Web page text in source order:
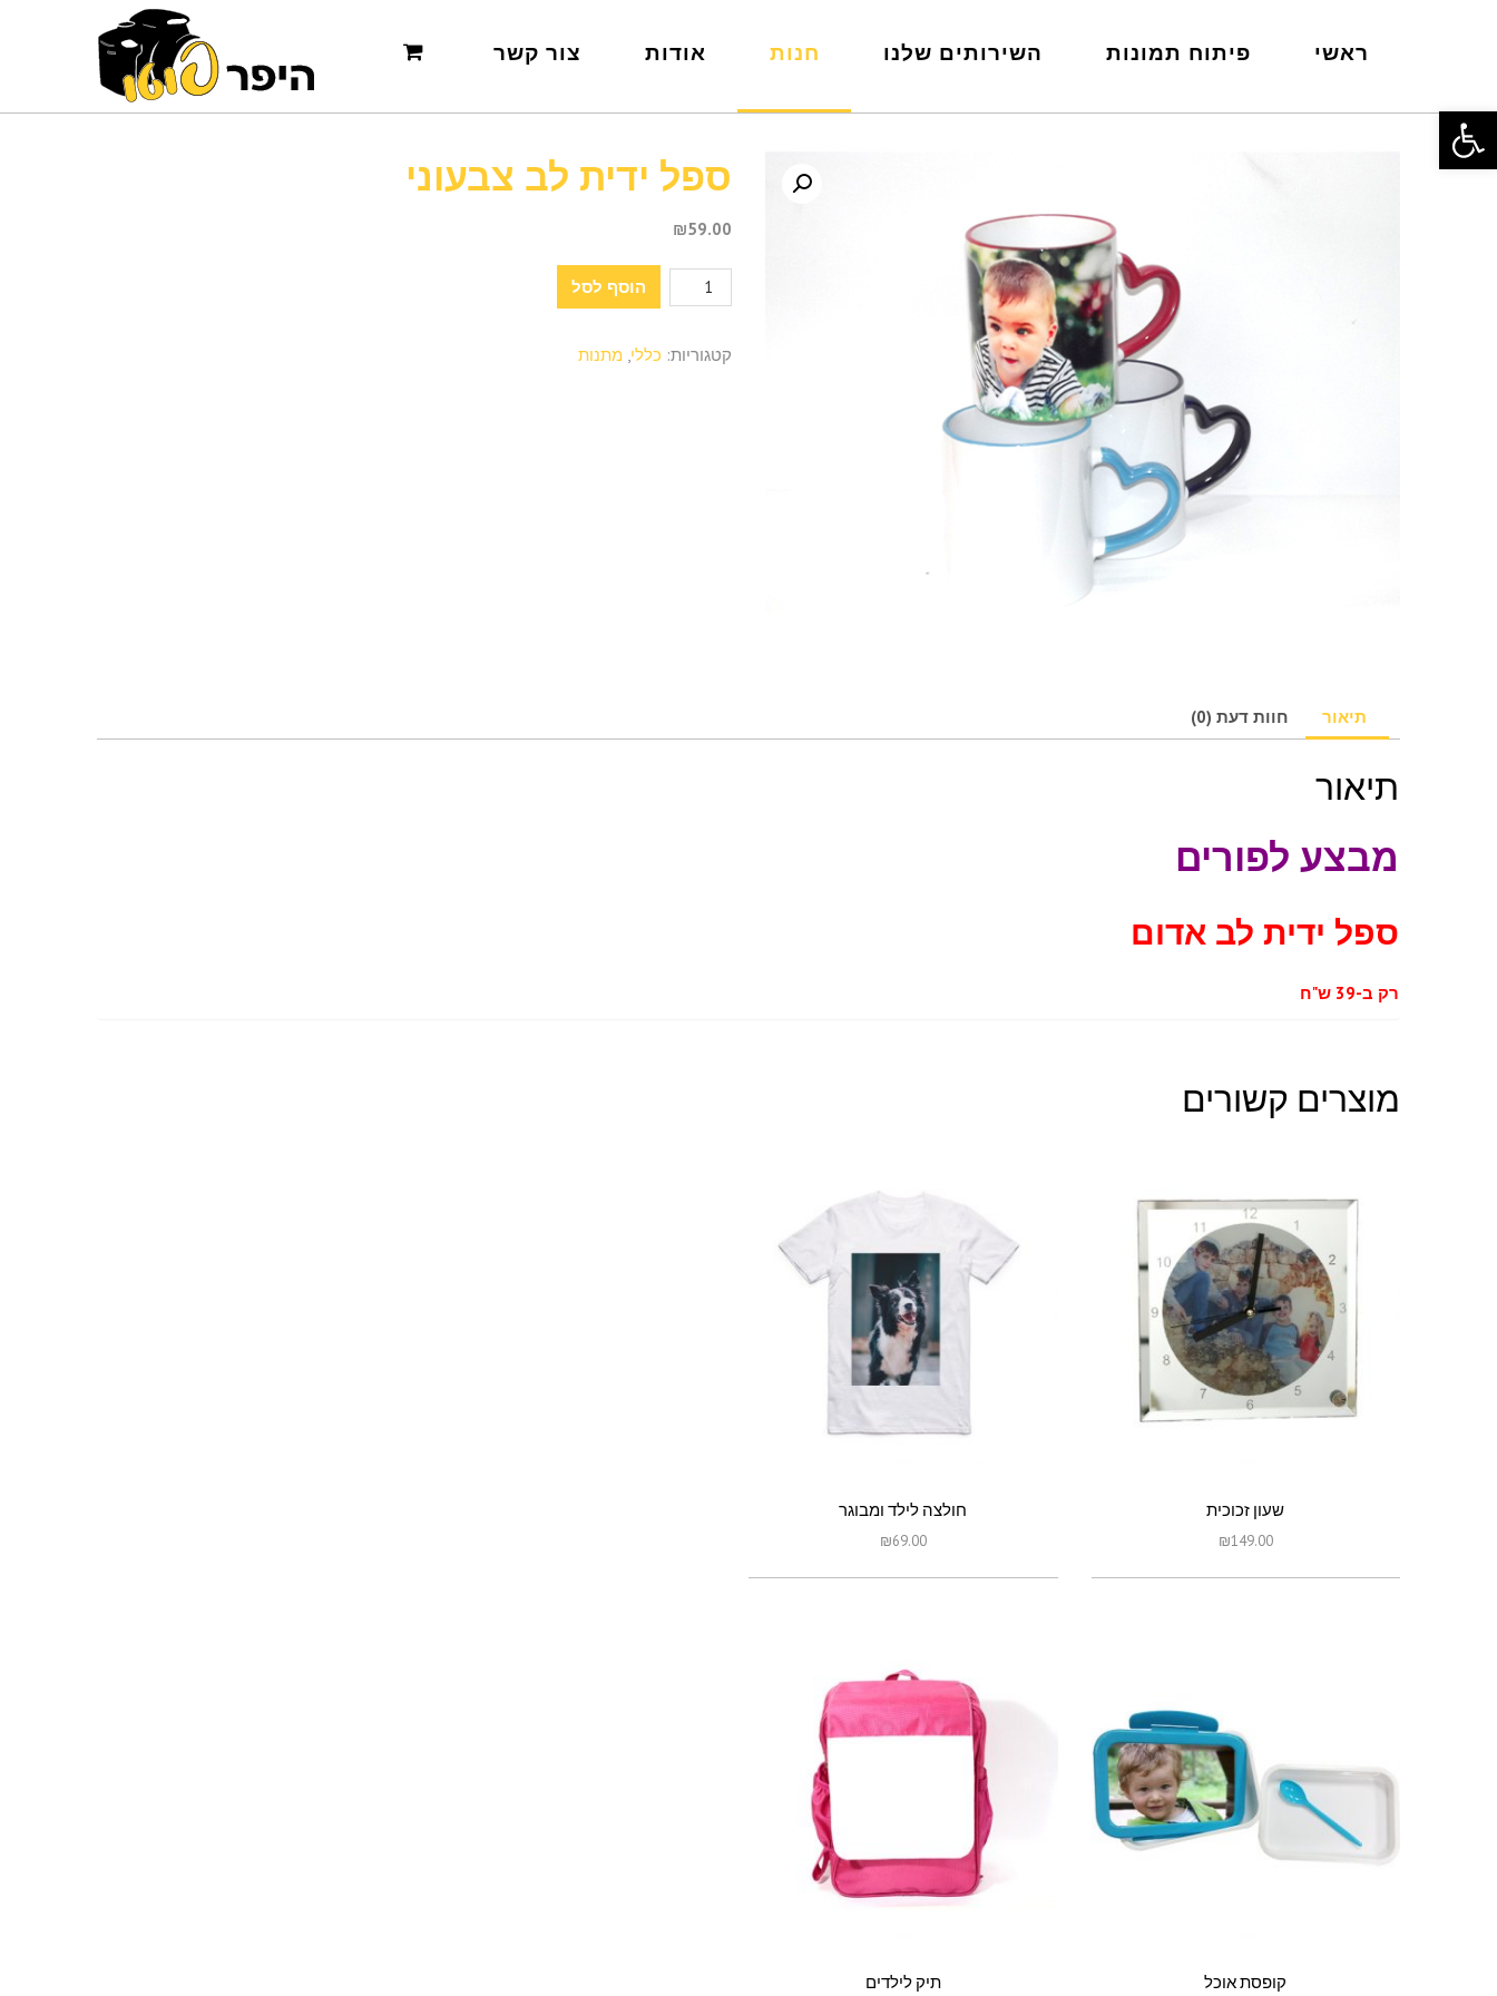
פתח סרגל נגישות
ראשי פיתוח תמונות השירותים שלנו חנות אודות צור קשר
ספל ידית לב צבעוני
₪59.00
כמות
של
ידית
הוסף לסל
קטגוריות: כללי, מתנות
תיאור חוות דעת (0)
תיאור
מבצע לפורים
ספל ידית לב אדום
רק ב-39 ש"ח
מוצרים קשורים
שעון זכוכית
₪149.00
חולצה לילד ומבוגר
₪69.00
קופסת אוכל תיק לילדים